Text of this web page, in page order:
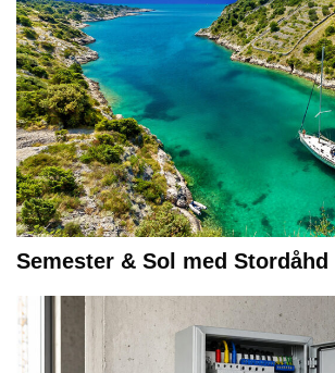
Semester & Sol med Stordåhd